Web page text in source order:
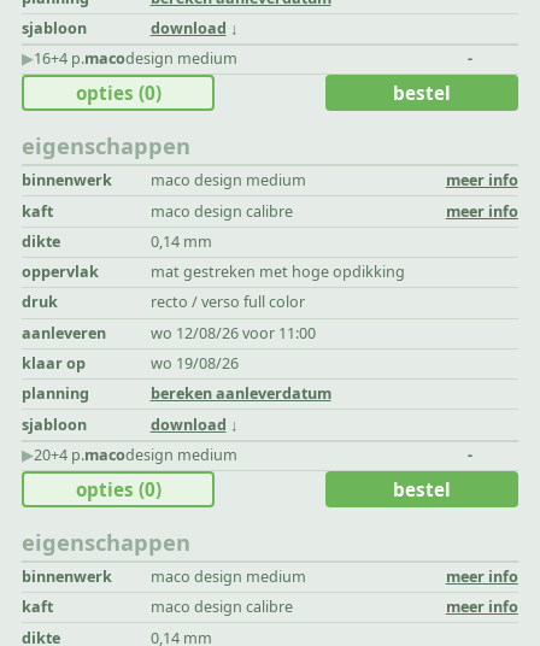
sjabloon
download
▶︎16+4 p.macodesign medium -
eigenschappen
binnenwerk maco design medium
meer info
kaft
maco design calibre
meer info
dikte
0,14 mm
oppervlak
mat gestreken met hoge opdikking
druk
recto / verso full color
aanleveren
wo 12/08/26 voor 11:00
klaar op
wo 19/08/26
planning
bereken aanleverdatum
sjabloon
download
opties (0) bestel
▶︎20+4 p.macodesign medium -
eigenschappen
binnenwerk maco design medium
meer info
kaft
maco design calibre
meer info
dikte
0,14 mm
opties (0) bestel